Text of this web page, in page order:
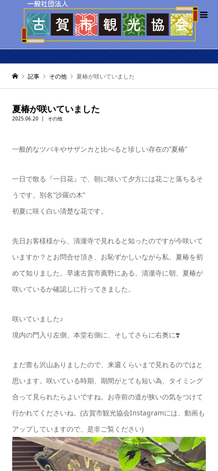
記事 その他 夏椿が咲いていました
夏椿が咲いていました
2025.06.20 その他
一般的なツバキやサザンカと比べると珍しい存在の”夏椿”
一日で散る『一日花』で、朝に咲いて夕方には花ごと落ちるそ
うです。別名”沙羅の木”
初夏に咲く白い清楚な花です。
先日お客様様から、清瀧寺で見れると知ったのですが今咲いて
いますか？とお問合せ頂き、お恥ずかしいながら私、夏椿を初
めて知りました。早速古賀市薦野にある、清瀧寺に朝、夏椿が
咲いているか確認しに行ってきました。
咲いていました♪
境内の門入り左側、本堂右側に、そしてさらに右奥に❣️
まだ蕾も沢山ありましたので、来週くらいまで見れるのではと
思います。咲いている時期、期間がとても短い為、タイミング
合って見られたらよいですね。お寺前の道が狭いの気をつけて
行かれてくださいね。(古賀市観光協会Instagramには、動画も
アップしていますので、是非ご覧ください)